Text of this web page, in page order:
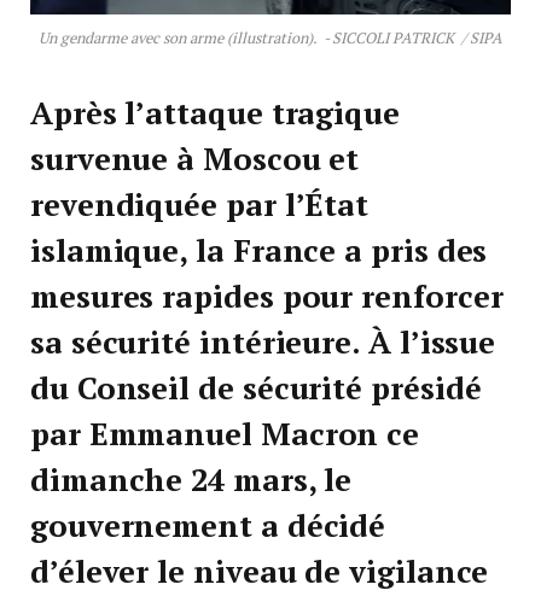
Un gendarme avec son arme (illustration). - SICCOLI PATRICK / SIPA
Après l’attaque tragique
survenue à Moscou et
revendiquée par l’État
islamique, la France a pris des
mesures rapides pour renforcer
sa sécurité intérieure. À l’issue
du Conseil de sécurité présidé
par Emmanuel Macron ce
dimanche 24 mars, le
gouvernement a décidé
d’élever le niveau de vigilance